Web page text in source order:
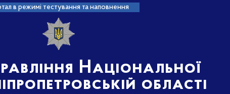
в режимі тестування та наповнення
Національної
області